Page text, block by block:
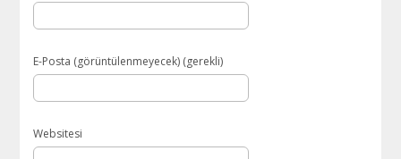
E-Posta (görüntülenmeyecek) (gerekli)
Websitesi